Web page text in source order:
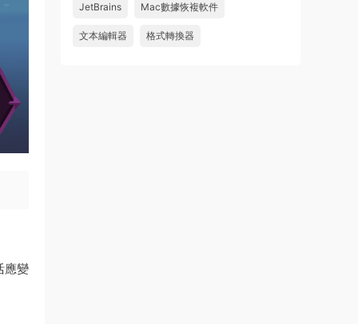
應變
中文破解版 PR2026 強大視頻編輯軟件
u262113823826 • 2026-08-06
JetBrains Mac數據恢複軟件
文本編輯器 格式轉換器